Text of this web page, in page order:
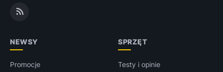
NEWSY
Promocje
SPRZĘT
Testy i opinie